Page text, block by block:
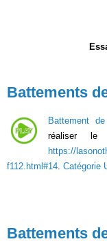
Battements
Battement
réaliser le
https://
f112.html#14 Catégorie
Battements